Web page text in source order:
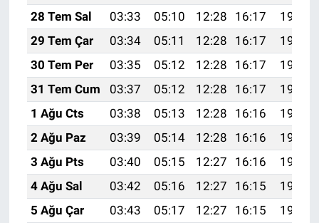
28 Tem Sal
03:33 05:10 12:28 16:17
19:36
29 Tem Çar
03:34 05:11 12:28 16:17
19:35
30 Tem Per
03:35 05:12 12:28 16:17
19:34
31 Tem Cum
03:37 05:12 12:28 16:17
19:33
1 Ağu Cts
03:38 05:13 12:28 16:16
19:32
2 Ağu Paz
03:39 05:14 12:28 16:16
19:31
3 Ağu Pts
03:40 05:15 12:27 16:16
19:30
4 Ağu Sal
03:42 05:16 12:27 16:15
19:29
5 Ağu Çar
03:43 05:17 12:27 16:15
19:28